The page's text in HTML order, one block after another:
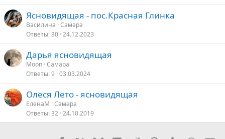
Ясновидящая - пос.Красная Глинка
Василина Самара
Ответы 30 24.12.2023
Дарья ясновидящая
Moon Самара
Ответы 9 03.03.2024
Олеся Лето - ясновидящая
ЕленаМ Самара
Ответы 32 24.10.2019